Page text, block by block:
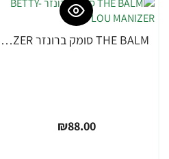
THE BALM סומק ברונזר BETTY-LOU MANIZER
₪88.00